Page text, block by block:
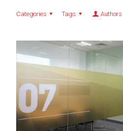
Categories Tags Authors